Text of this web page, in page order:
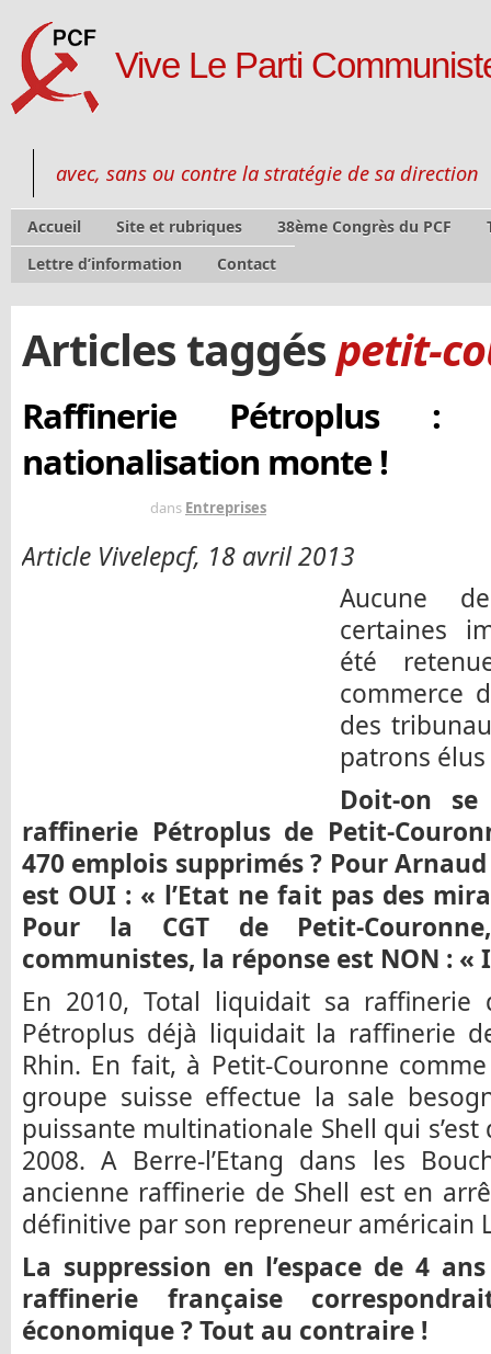
Vive Le Parti
avec, sans ou contre la stratégie de sa direction
Accueil Site et rubriques 38ème Congrès du PCF
Lettre d’information
Contact
Articles taggéspetit-
Raffinerie Pétroplus :
nationalisation monte !
dans Entreprises
Article Vivelepcf, 18 avril 2013
Aucune
certaines
été
commerce
des
patrons
Doit-on
raffinerie Pétroplus de Petit-
470 emplois supprimés ? Pour
est OUI : « l’Etat ne fait pas des
Pour la CGT de Petit-
communistes, la réponse est NON :
En 2010, Total liquidait sa raffinerie
Pétroplus déjà liquidait la raffinerie
Rhin. En fait, à Petit-Couronne
groupe suisse effectue la sale
puissante multinationale Shell qui
2008. A Berre-l’Etang dans les
ancienne raffinerie de Shell est en
définitive par son repreneur américain
La suppression en l’espace de 4
raffinerie française
économique ? Tout au contraire !